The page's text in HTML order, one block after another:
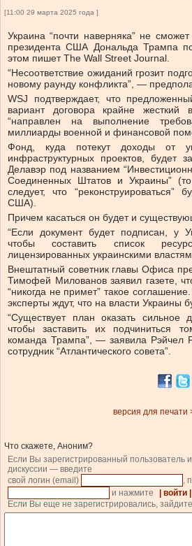
[11:00 29 марта 2025 года ]
Украина “почти наверняка” не
президента США Дональда Трампа
этом пишет The Wall Street Journal.
“Несоответствие ожиданий грозит
новому раунду конфликта”, —
WSJ подтверждает, что
вариант договора крайне
“направлен на выполнение
миллиарды военной и финансовой
Фонд, куда потекут доходы от
инфраструктурных проектов, будет
Делавэр под названием
Соединенных Штатов и Украины”
следует, что “реконструироваться”
США).
Причем касаться он будет и
“Если документ будет подписан, у
чтобы составить список
лицензированных украинскими
Внештатный советник главы Офиса
Тимофей Милованов заявил газете,
“никогда не примет” такое
эксперты ждут, что на власти Украины
“Существует план оказать сильное
чтобы заставить их подчиниться
команда Трампа”, — заявила Рэйчел
сотрудник “Атлантического совета”.
версия для печати
Что скажете, Аноним?
Если Вы зарегистрированный пользователь и
дискуссии — введите
свой логин (email)
,
и нажмите
| войти |
Если Вы еще не зарегистрировались,